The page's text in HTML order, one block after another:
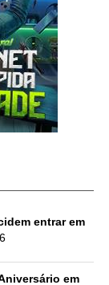
entrar em
em